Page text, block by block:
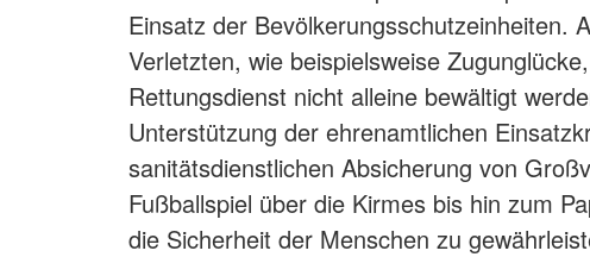
Einsatz der Bevölkerungsschutzeinheiten.
Verletzten, wie beispielsweise
Rettungsdienst nicht alleine bewältigt
Unterstützung der ehrenamtlichen
sanitätsdienstlichen Absicherung von
Fußballspiel über die Kirmes bis hin zum
die Sicherheit der Menschen zu